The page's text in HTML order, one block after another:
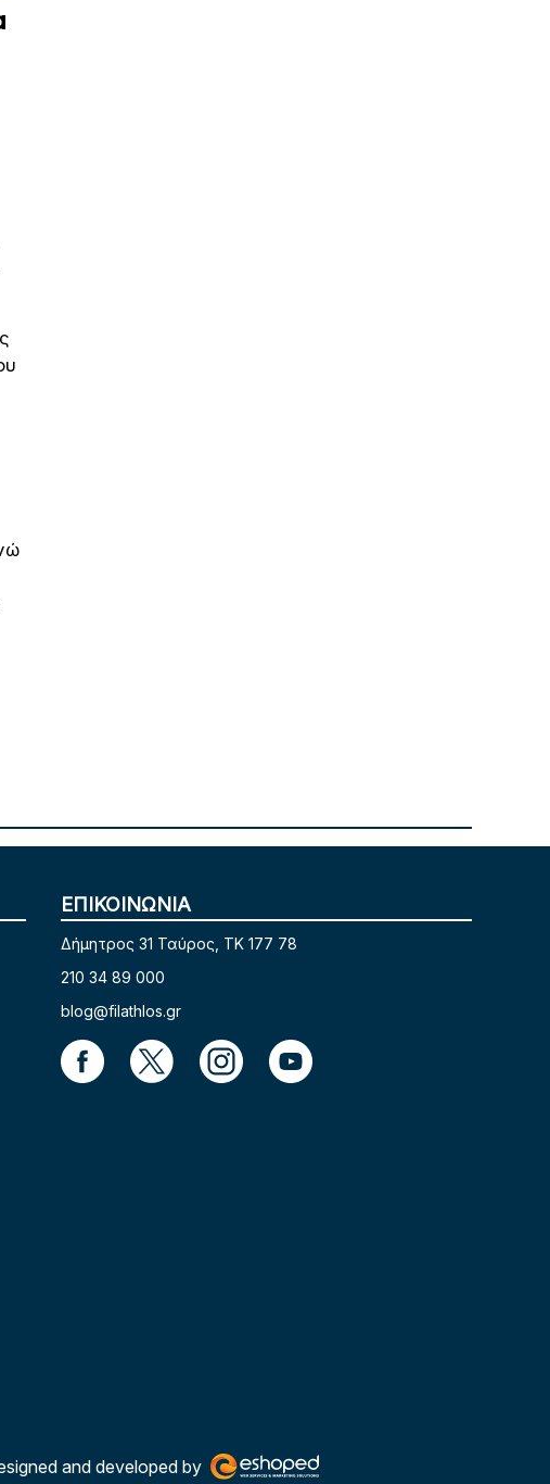
ΕΠΙΚΟΙΝΩΝΙΑ
Δήμητρος 31 Ταύρος, TK 177 78
210 34 89 000
blog@filathlos.gr
and developed by